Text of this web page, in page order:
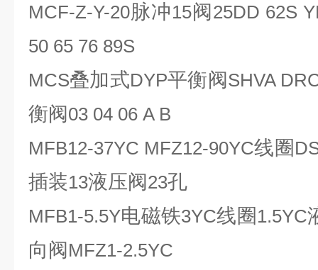
MCF-Z-Y-20脉冲15阀 25DD 62S
50 65 76 89S
MCS叠加式DYP平衡阀SHVA
衡阀03 04 06 A B
MFB12-37YC MFZ12-90YC线圈
插装13液压阀23孔
MFB1-5.5Y电磁铁3YC线圈 1.5YC
向阀 MFZ1-2.5YC